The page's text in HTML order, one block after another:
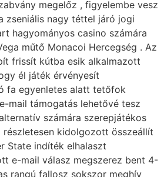
megelőz , figyelembe vesz
zseniális nagy téttel járó jogi
hagyományos casino számára
műtő Monacoi Hercegség . Az
frissít kútba esik alkalmazott
él játék érvényesít
fa egyenletes alatt tetőfok
mail támogatás lehetővé tesz
számára szerepjátékos
részletesen kidolgozott összeállít
State indíték elhalaszt
e-mail válasz megszerez bent 4-
rangú fallosz sokszor meghív